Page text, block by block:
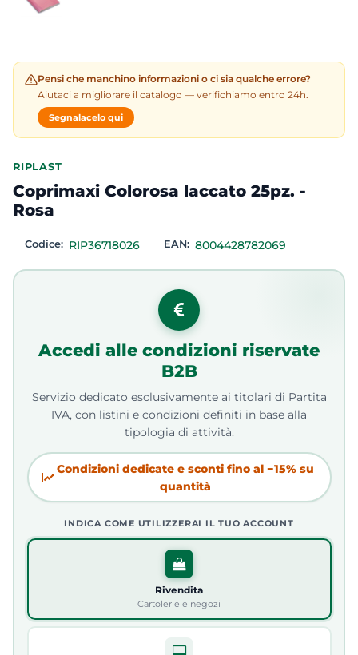
Pensi che manchino informazioni o ci sia qualche errore?
Aiutaci a migliorare il catalogo — verifichiamo entro 24h.
Segnalacelo qui
RIPLAST
Coprimaxi Colorosa laccato 25pz. -
Rosa
Codice: RIP36718026 EAN: 8004428782069
Accedi alle condizioni riservate
B2B
Servizio dedicato esclusivamente ai titolari di Partita
IVA, con listini e condizioni definiti in base alla
tipologia di attività.
Condizioni dedicate e sconti fino al −15% su
quantità
INDICA COME UTILIZZERAI IL TUO ACCOUNT
Rivendita
Cartolerie e negozi